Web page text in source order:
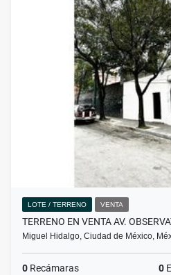
LOTE / TERRENO VENTA
TERRENO EN VENTA AV.
Miguel Hidalgo, Ciudad de México,
0 Recámaras 0